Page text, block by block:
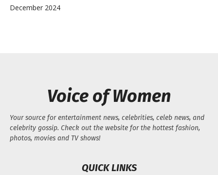
December 2024
Voice of Women
Your source for entertainment news, celebrities, celeb news, and
celebrity gossip. Check out the website for the hottest fashion,
photos, movies and TV shows!
QUICK LINKS